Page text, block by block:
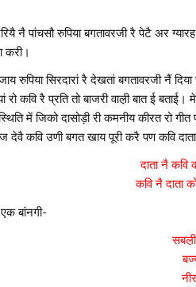
नै पांचसौ रुपिया बगतावरजी रै पेटै अर
करी।
रुपिया सिरदारां रै देखतां बगतावरजी नैं
रो कवि रै प्रति तो बाजरी वाल़ी बात ई
में जिको दासोड़ी री कमनीय कीरत रो
देवै कवि उणी बगत खाय पूरी करै पण कवि
दाता नै कवि
कवि नै दाता
बांनगी-